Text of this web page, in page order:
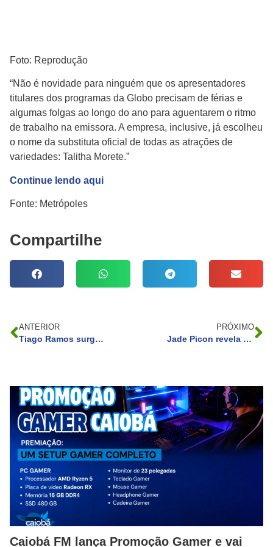
Foto: Reprodução
“Não é novidade para ninguém que os apresentadores
titulares dos programas da Globo precisam de férias e
algumas folgas ao longo do ano para aguentarem o ritmo
de trabalho na emissora. A empresa, inclusive, já escolheu
o nome da substituta oficial de todas as atrações de
variedades: Talitha Morete.”
Continue lendo aqui
Fonte: Metrópoles
Compartilhe
ANTERIOR
Tiago Ramos surge chorando na web e manda recado para Nadine Gonçalves, mãe de Neymar: ‘Aguarde’
PRÓXIMO
Jade Picon revela se vai continuar carreira de atriz após “Travessia”
Caiobá FM lança Promoção Gamer e vai